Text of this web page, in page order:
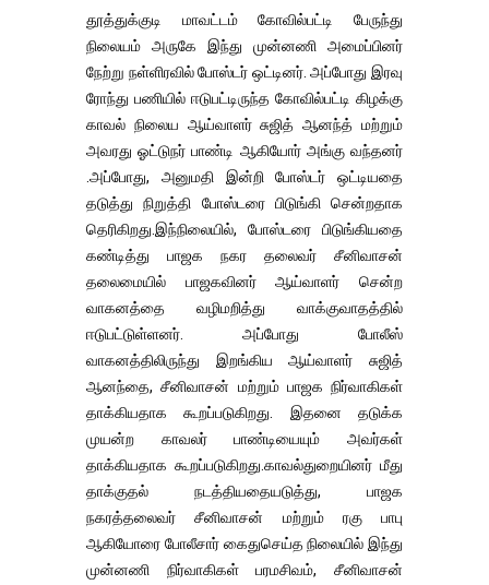
தூத்துக்குடி மாவட்டம் கோவில்பட்டி பேருந்து
நிலையம் அருகே இந்து முன்னணி அமைப்பினர்
நேற்று நள்ளிரவில் போஸ்டர் ஒட்டினர். அப்போது இரவு
ரோந்து பணியில் ஈடுபட்டிருந்த கோவில்பட்டி கிழக்கு
காவல் நிலைய ஆய்வாளர் சுஜித் ஆனந்த் மற்றும்
அவரது ஓட்டுநர் பாண்டி ஆகியோர் அங்கு வந்தனர்
.அப்போது, அனுமதி இன்றி போஸ்டர் ஒட்டியதை
தடுத்து நிறுத்தி போஸ்டரை பிடுங்கி சென்றதாக
தெரிகிறது.இந்நிலையில், போஸ்டரை பிடுங்கியதை
கண்டித்து பாஜக நகர தலைவர் சீனிவாசன்
தலைமையில் பாஜகவினர் ஆய்வாளர் சென்ற
வாகனத்தை வழிமறித்து வாக்குவாதத்தில்
ஈடுபட்டுள்ளனர். அப்போது போலீஸ்
வாகனத்திலிருந்து இறங்கிய ஆய்வாளர் சுஜித்
ஆனந்தை, சீனிவாசன் மற்றும் பாஜக நிர்வாகிகள்
தாக்கியதாக கூறப்படுகிறது. இதனை தடுக்க
முயன்ற காவலர் பாண்டியையும் அவர்கள்
தாக்கியதாக கூறப்படுகிறது.காவல்துறையினர் மீது
தாக்குதல் நடத்தியதையடுத்து, பாஜக
நகரத்தலைவர் சீனிவாசன் மற்றும் ரகு பாபு
ஆகியோரை போலீசார் கைதுசெய்த நிலையில் இந்து
முன்னணி நிர்வாகிகள் பரமசிவம், சீனிவாசன்